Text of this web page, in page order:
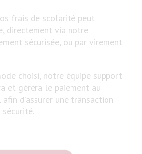
frais de scolarité peut
directement via notre
sécurisée, ou par virement
choisi, notre équipe support
et gérera le paiement au
d’assurer une transaction